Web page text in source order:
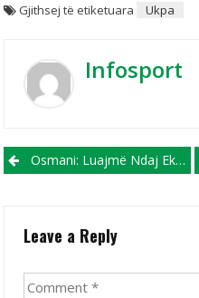
Gjithsej të etiketuara Ukpa
Infosport
Post navigation
Osmani: Luajmë Ndaj Ekipit Më Të Mirë Sllovak, Por Do Luftojmë Për Rezultat Pozitiv (VIDEO)
Leave a Reply